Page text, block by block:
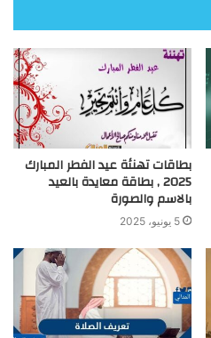
بطاقات تهنئة عيد الفطر المبارك
2025 , بطاقة معايدة بالعيد
بالاسم والصورة
5 يونيو، 2025